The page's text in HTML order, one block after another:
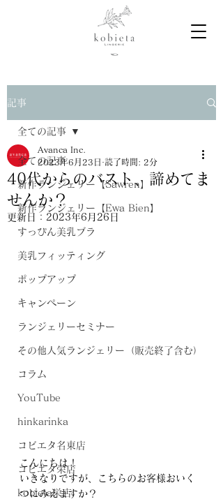
記事
全ての記事
新作ランジェリー【Sawren】
新作ランジェリー【Ewa Bien】
すっぴん美乳ブラ
美乳フィッティング
ポップアップ
キャンペーン
ランジェリーセミナー
その他人気ランジェリー（販売終了含む）
コラム
YouTube
hinkarinka
コビエタ名東店
コビエタ栄店
kobieta栄店
全ての記事
40代からのバスト、諦めてま
せんか？
Avanca Inc.
2023年6月23日 読了時間: 2分
更新日： 2023年6月26日
こんにちは！
いきなりですが、こちらのお客様おいく
つにみえますか？